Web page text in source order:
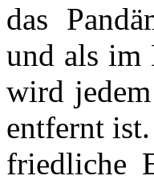
das
und als im
wird
entfernt
friedliche